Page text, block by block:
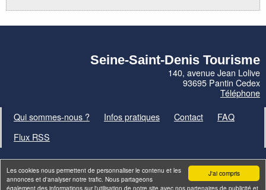
J'ai compris
Les cookies nous permettent de personnaliser le contenu et les
annonces et d'analyser notre trafic. Nous partageons
également des informations sur l'utilisation de notre site avec nos partenaires de publicité et
Seine-Saint-Denis Tourisme
140, avenue Jean Lolive
93695 Pantin Cedex
Téléphone
Qui sommes-nous ?
Infos pratiques Contact
FAQ
Flux RSS